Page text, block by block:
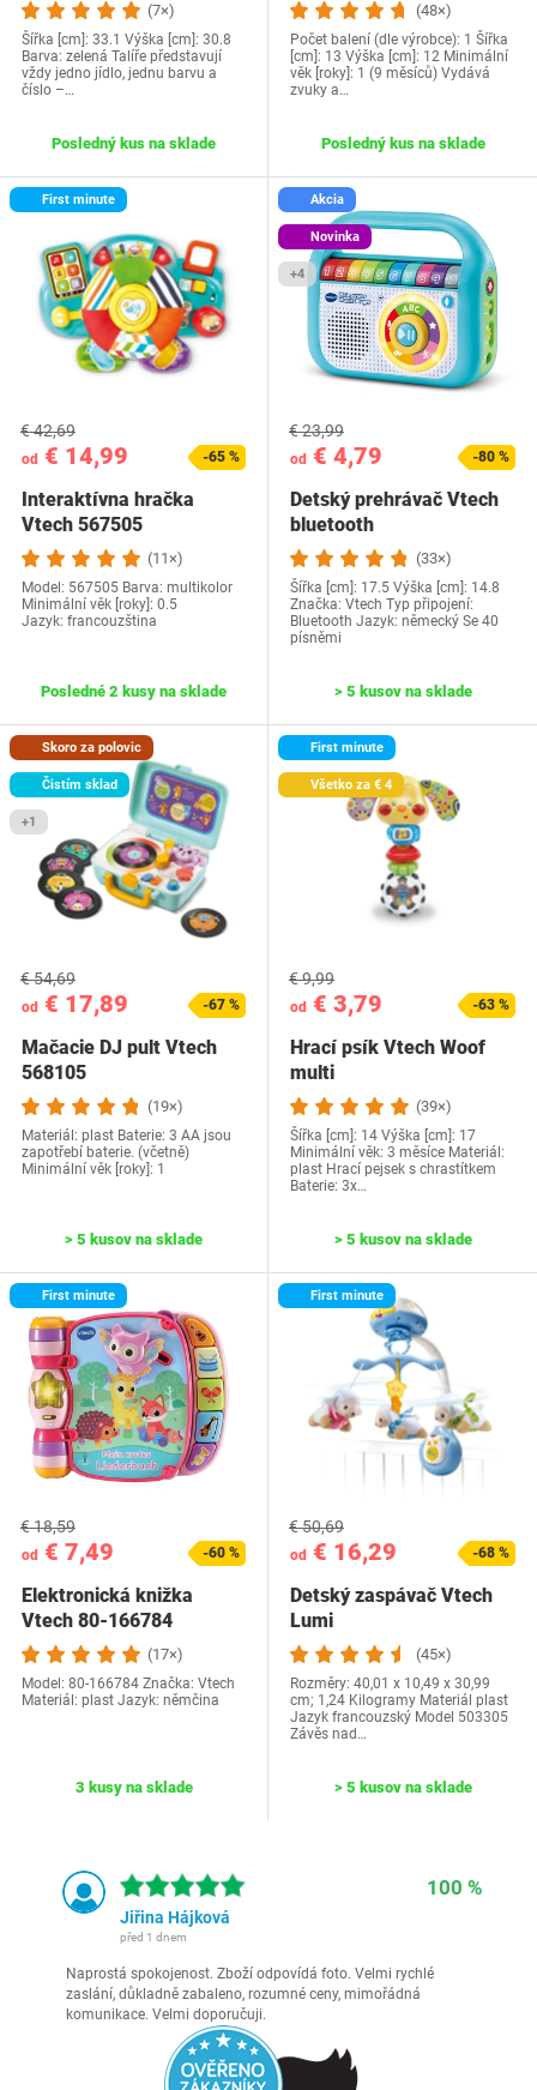
(7×)
Šířka [cm]: 33.1 Výška [cm]: 30.8
Barva: zelená Talíře představují
vždy jedno jídlo, jednu barvu a
číslo –…
Posledný kus na sklade
(48×)
Počet balení (dle výrobce): 1 Šířka
[cm]: 13 Výška [cm]: 12 Minimální
věk [roky]: 1 (9 měsíců) Vydává
zvuky a…
Posledný kus na sklade
First minute
od € 14,99
€ 42,69
-65 %
Interaktívna hračka
Vtech 567505
(11×)
Model:‎ 567505 Barva: multikolor
Minimální věk [roky]: 0.5
Jazyk: ‎francouzština
Posledné 2 kusy na sklade
Akcia
Novinka
+4
od € 4,79
€ 23,99
-80 %
Detský prehrávač Vtech
bluetooth
(33×)
Šířka [cm]: 17.5 Výška [cm]: 14.8
Značka: Vtech Typ připojení:
Bluetooth Jazyk: německý Se 40
písněmi
> 5 kusov na sklade
Skoro za polovic
Čistím sklad
+1
od € 17,89
€ 54,69
-67 %
Mačacie DJ pult Vtech
568105
(19×)
Materiál: plast Baterie‎: 3 AA jsou
zapotřebí baterie. (včetně)
Minimální věk [roky]: 1
> 5 kusov na sklade
First minute
Všetko za € 4
od € 3,79
€ 9,99
-63 %
Hrací psík Vtech Woof
multi
(39×)
Šířka [cm]: 14 Výška [cm]: 17
Minimální věk: 3 měsíce Materiál:
plast Hrací pejsek s chrastítkem
Baterie: 3x…
> 5 kusov na sklade
First minute
od € 7,49
€ 18,59
-60 %
Elektronická knižka
Vtech ‎80-166784
(17×)
Model: ‎80-166784 Značka: Vtech
Materiál: plast Jazyk:‎ němčina
3 kusy na sklade
First minute
od € 16,29
€ 50,69
-68 %
Detský zaspávač Vtech
Lumi
(45×)
Rozměry: 40,01 x 10,49 x 30,99
cm; 1,24 Kilogramy Materiál plast
Jazyk francouzský Model ‎503305
Závěs nad…
> 5 kusov na sklade
100 %
Jiřina Hájková
před 1 dnem
Naprostá spokojenost. Zboží odpovídá foto. Velmi rychlé
zaslání, důkladně zabaleno, rozumné ceny, mimořádná
komunikace. Velmi doporučuji.